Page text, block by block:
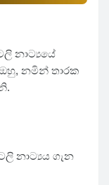
නාට්‍යයේ
නමින් තාරක
නාට්‍යය ගැන